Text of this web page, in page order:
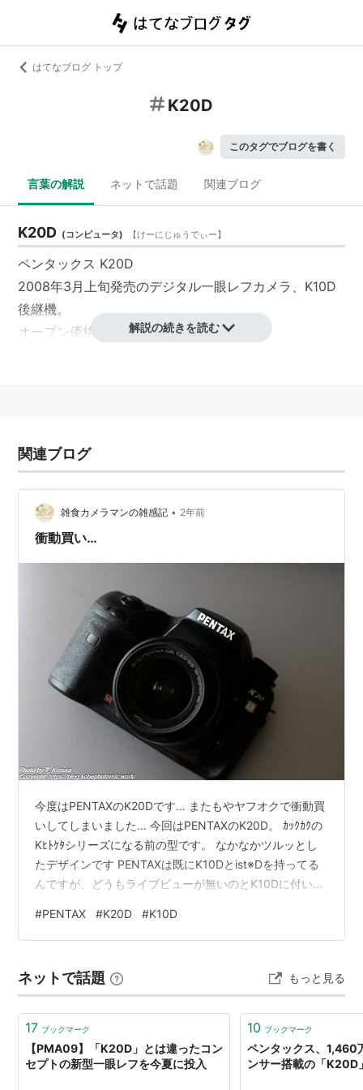
はてなブログ トップ
K20D
このタグでブログを書く
言葉の解説 ネットで話題 関連ブログ
K20D (コンピュータ) 【けーにじゅうでぃー】
ペンタックス K20D
2008年3月上旬発売のデジタル一眼レフカメラ、K10D
後継機。
オープン価格。
像倍率0.95倍、視野率95%のガラスペンタプリズム
ファインダー、ライブビュー撮影可能。
3コマ/秒、高速連写時は、約21枚/秒。ただし、記録
画素数は160万画素で記録可能枚数は約115枚。
背面2.7型広視野角液晶モニター
撮像素子部への異物付着を防ぐ 「DR (Dust
ボディ内手ぶれ補正機構 「SR (Shake Reduction)」
搭載。 最大4段分の補正効果。
AEは6モード。 従来のAEモードに加え、
載。
防塵・防滴構造
11点AFフレーム (中央9点はクロスタイプ)
RAW/JPEG 同時記録とボディ内RAW現像
約10万回の作動に耐えるシャッター機構
D-L150) 採用
記録媒体は、SD ＆ SDHC メモリーカード
大きさは、141.5 x 101 x 70 mm (幅x高x厚)
重量は 715g (本体のみ)
解説の続きを読む
関連ブログ
雑食カメラマンの雑感記 • 2年前
衝動買い…
今度はPENTAXのK20Dです… またもやヤフオクで衝動買
いしてしまいました… 今回はPENTAXのK20D。 ｶｯｸｶｸの
Kﾋﾄｹﾀシリーズになる前の型です。 なかなかツルッとし
たデザインです PENTAXは既にK10Dとist※Dを持ってる
んですが、どうもライブビューが無いのとK10Dに付いて
のがどうも不満で、安いK-7とかK-5があれば欲しいなと
思ってたんですよね。 blog.kobephotomic.work
るからか、全く安くならないの…
#PENTAX #K20D #K10D
ネットで話題 もっと見る
17 ブックマーク
【PMA09】「K20D」とは違ったコン
セプトの新型一眼レフを今夏に投入
10 ブックマーク
ペンタックス、1,460
ンサー搭載の「K20D